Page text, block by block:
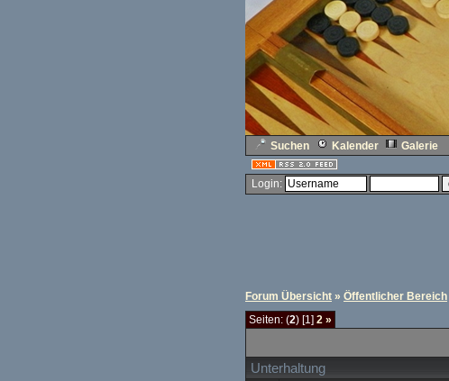
Suchen Kalender Galerie
Login:
Forum Übersicht » Öffentlicher Bereich
Seiten: (2) [1] 2 »
Unterhaltung